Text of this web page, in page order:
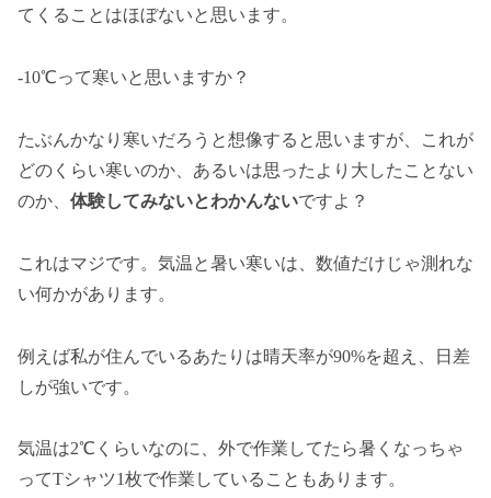
てくることはほぼないと思います。
-10℃って寒いと思いますか？
たぶんかなり寒いだろうと想像すると思いますが、これが
どのくらい寒いのか、あるいは思ったより大したことない
のか、 体験してみないとわかんないですよ？
これはマジです。気温と暑い寒いは、数値だけじゃ測れな
い何かがあります。
例えば私が住んでいるあたりは晴天率が90%を超え、日差
しが強いです。
気温は2℃くらいなのに、外で作業してたら暑くなっちゃ
ってTシャツ1枚で作業していることもあります。